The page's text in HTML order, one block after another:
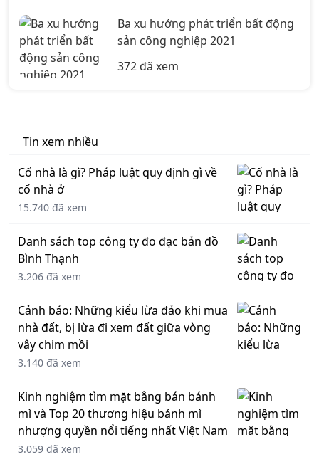
Ba xu hướng phát triển bất động
sản công nghiệp 2021
372 đã xem
Tin xem nhiều
Cố nhà là gì? Pháp luật quy định gì về
cố nhà ở
15.740 đã xem
Danh sách top công ty đo đạc bản đồ
Bình Thạnh
3.206 đã xem
Cảnh báo: Những kiểu lừa đảo khi mua
nhà đất, bị lừa đi xem đất giữa vòng
vây chim mồi
3.140 đã xem
Kinh nghiệm tìm mặt bằng bán bánh
mì và Top 20 thương hiệu bánh mì
nhượng quyền nổi tiếng nhất Việt Nam
3.059 đã xem